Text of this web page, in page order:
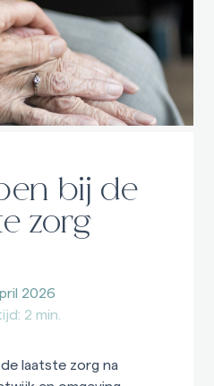
bij de
zorg
2026
2 min.
laatste zorg na